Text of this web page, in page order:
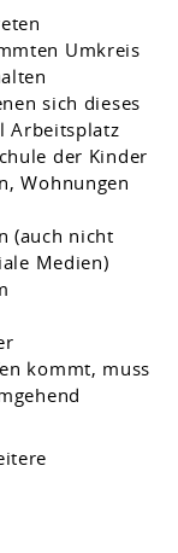
Umkreis
sich dieses
Arbeitsplatz
der Kinder
Wohnungen
(auch nicht
Medien)
kommt, muss